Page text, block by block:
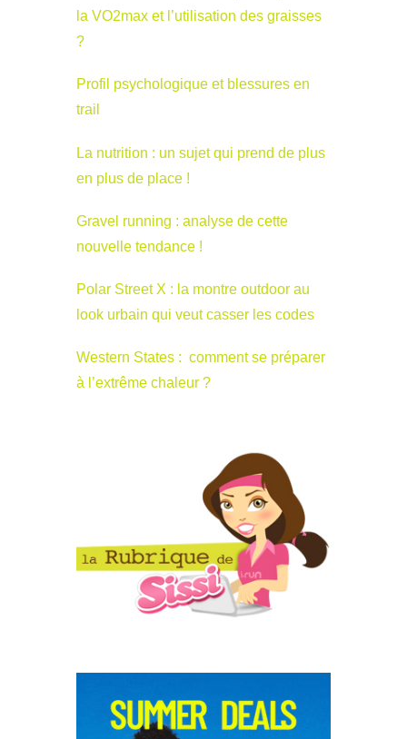
la VO2max et l’utilisation des graisses
?
Profil psychologique et blessures en
trail
La nutrition : un sujet qui prend de plus
en plus de place !
Gravel running : analyse de cette
nouvelle tendance !
Polar Street X : la montre outdoor au
look urbain qui veut casser les codes
Western States : comment se préparer
à l’extrême chaleur ?